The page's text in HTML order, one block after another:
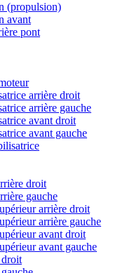
(propulsion)
avant
pont
arrière droit
arrière gauche
avant droit
avant gauche
droit
gauche
arrière droit
arrière gauche
avant droit
avant gauche